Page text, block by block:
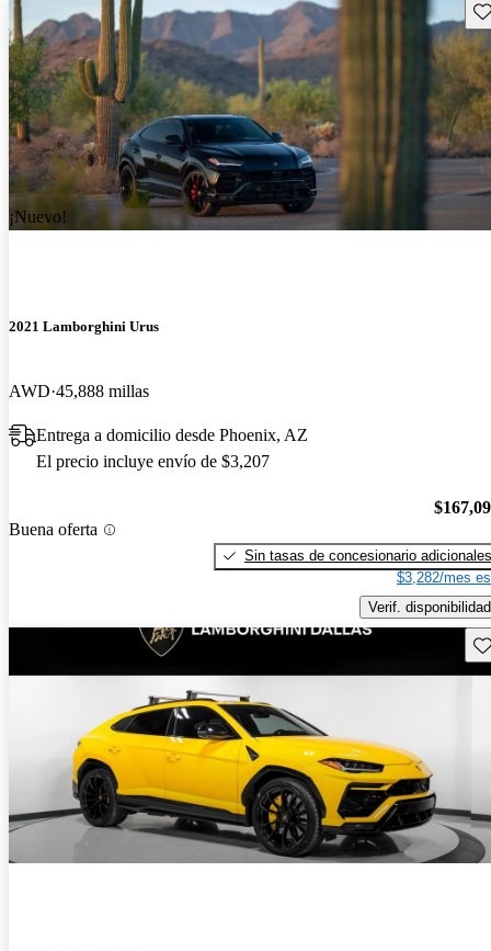
¡Nuevo!
2021 Lamborghini Urus
AWD 45,888 millas
Entrega a domicilio desde Phoenix, AZ
El precio incluye envío de $3,207
Buena oferta
Sin tasas de concesionario adicionales
$3,282/mes
Verif. disponibilidad